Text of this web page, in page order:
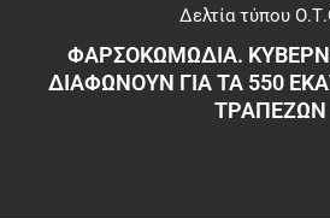
Δελτία τύπου
ΦΑΡΣΟΚΩΜΩΔΙΑ.
ΔΙΑΦΩΝΟΥΝ ΓΙΑ ΤΑ 550
ΤΡΑΠΕΖΩΝ